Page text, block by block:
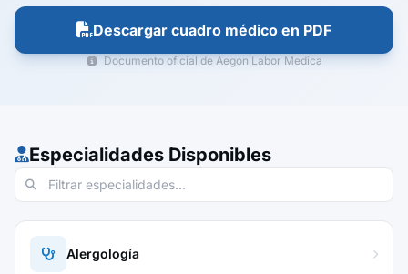
Descargar cuadro médico en PDF
Documento oficial de Aegon Labor Medica
Especialidades Disponibles
Alergología